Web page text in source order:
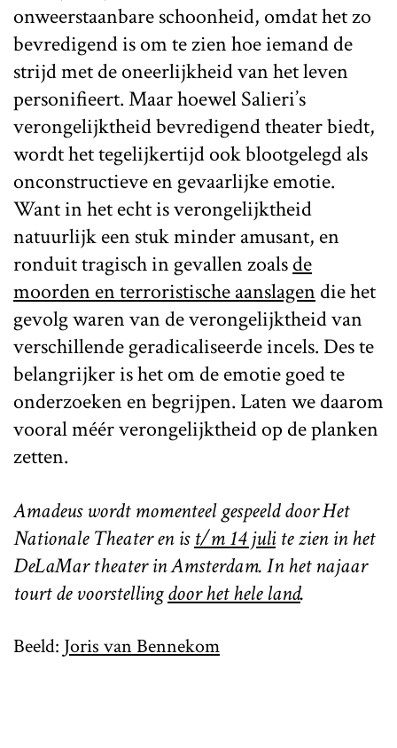
onweerstaanbare schoonheid, omdat het zo
bevredigend is om te zien hoe iemand de
strijd met de oneerlijkheid van het leven
personifieert. Maar hoewel Salieri’s
verongelijktheid bevredigend theater biedt,
wordt het tegelijkertijd ook blootgelegd als
onconstructieve en gevaarlijke emotie.
Want in het echt is verongelijktheid
natuurlijk een stuk minder amusant, en
ronduit tragisch in gevallen zoalsde
moorden en terroristische aanslagendie het
gevolg waren van de verongelijktheid van
verschillende geradicaliseerde incels. Des te
belangrijker is het om de emotie goed te
onderzoeken en begrijpen. Laten we daarom
vooral méér verongelijktheid op de planken
zetten.
Amadeus wordt momenteel gespeeld door Het
Nationale Theater en ist/m 14 julite zien in het
DeLaMar theater in Amsterdam. In het najaar
tourt de voorstellingdoor het hele land.
Beeld: Joris van Bennekom